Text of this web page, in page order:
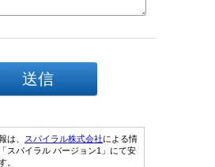
は、 スパイラル株式会社による情
スパイラル バージョン1」にて安
。